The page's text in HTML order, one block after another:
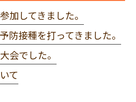
加してきました。
防接種を打ってきました。
会でした。
て